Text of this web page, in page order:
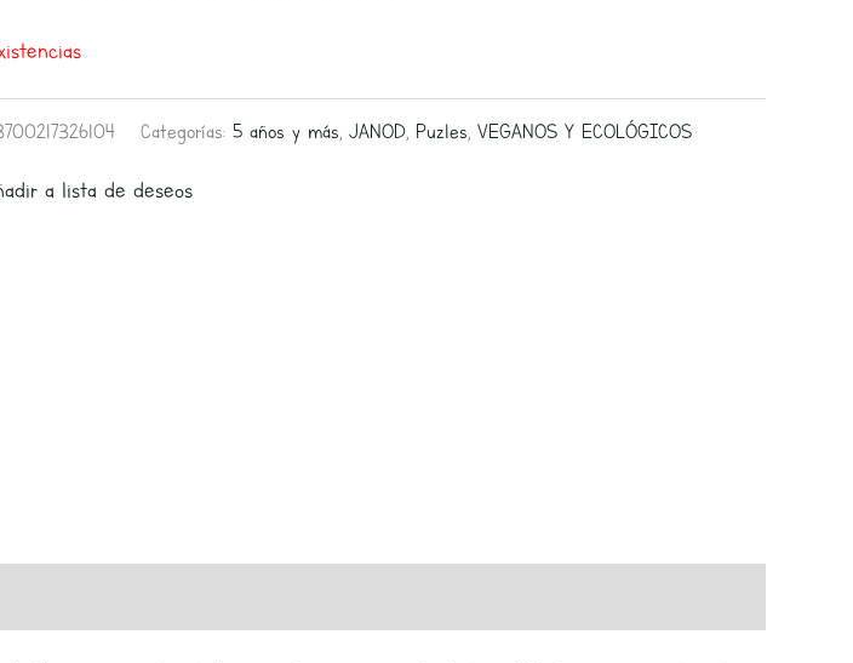
Categorías: 5 años y más, JANOD, Puzles, VEGANOS Y ECOLÓGICOS
a lista de deseos